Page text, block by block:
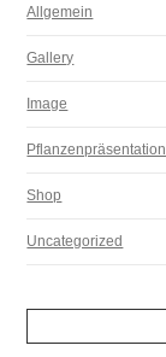
Allgemein
Gallery
Image
Pflanzenpräsentation
Shop
Uncategorized